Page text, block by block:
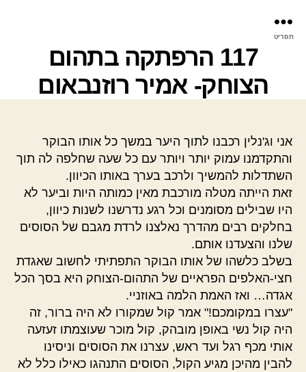
תפריט
117 הרפתקה בתהום
הצוחק- אמיר רוזנבאום
אני וג'נלין רכבנו לתוך היער במשך כל אותו הבוקר
והתקדמנו עמוק יותר ויותר עם כל שעה שחלפה לה תוך
השתדלות להמשיך ולרכב בערך באותו הכיוון.
זאת הייתה מטלה מורכבת מאין כמותה היות וביער לא
היו שבילים מסומנים וכל רגע נדרשנו לשנות כיוון,
בחלקים רבים מהדרך נאלצנו לרדת מגבם של הסוסים
שלנו והצעדנו אותם.
בשלב כלשהו של אותו הבוקר התפתיתי לחשוב שאגדת
חצי-האלפים הפראיים של התהום-הצוחק היא בסך הכל
אגדה… ואז האמת הלמה באוזניי.
"עצרו במקומכם!" אמר קול שמקורו לא היה ברור, זה
היה קול נשי באופן מובהק, קול מוכר שעוצמתו זעזעה
אותי מכף רגל ועד ראש, עצרנו את הסוסים וניסינו
להבין מהיכן מגיע הקול, הסוסים התנהגו כאילו כלל לא